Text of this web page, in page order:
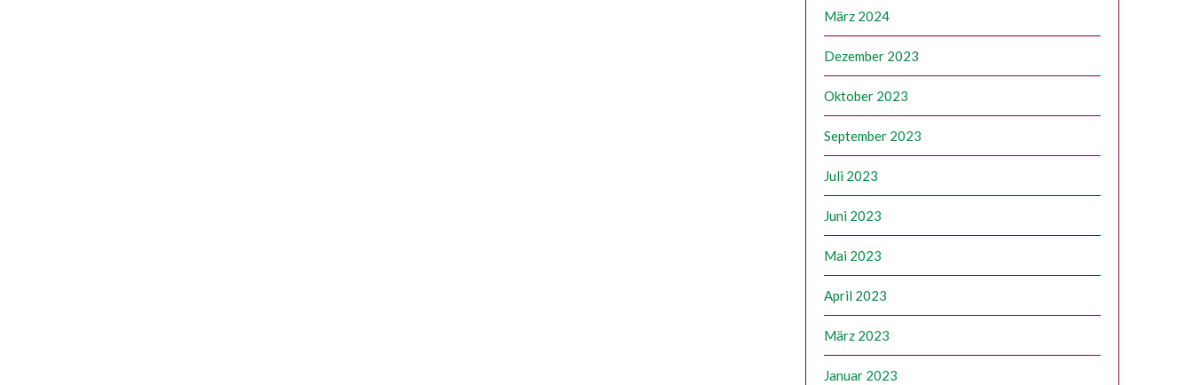
März 2024
Dezember 2023
Oktober 2023
September 2023
Juli 2023
Juni 2023
Mai 2023
April 2023
März 2023
Januar 2023